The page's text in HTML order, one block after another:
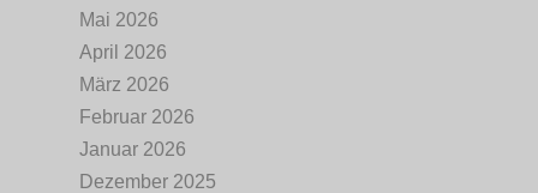
Mai 2026
April 2026
März 2026
Februar 2026
Januar 2026
Dezember 2025